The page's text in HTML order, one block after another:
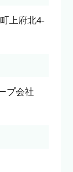
上府北4-
プ会社